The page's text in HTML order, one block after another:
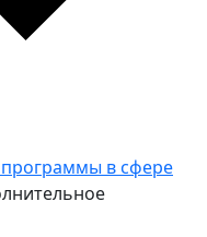
в сфере